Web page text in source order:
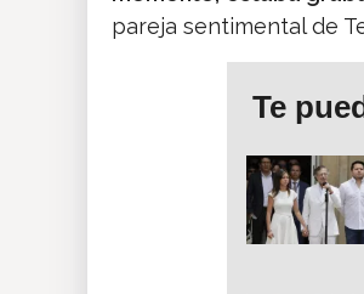
pareja sentimental de
Te